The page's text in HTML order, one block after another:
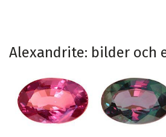
Alexandrite: bilder och